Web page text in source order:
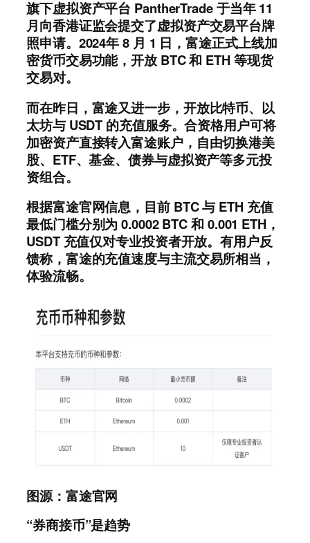
旗下虚拟资产平台 PantherTrade 于当年 11
月向香港证监会提交了虚拟资产交易平台牌
照申请。2024年 8 月 1 日，富途正式上线加
密货币交易功能，开放 BTC 和 ETH 等现货
交易对。
而在昨日，富途又进一步，开放比特币、以
太坊与 USDT 的充值服务。合资格用户可将
加密资产直接转入富途账户，自由切换港美
股、ETF、基金、债券与虚拟资产等多元投
资组合。
根据富途官网信息，目前 BTC 与 ETH 充值
最低门槛分别为 0.0002 BTC 和 0.001 ETH，
USDT 充值仅对专业投资者开放。有用户反
馈称，富途的充值速度与主流交易所相当，
体验流畅。
图源：富途官网
“券商接币”是趋势